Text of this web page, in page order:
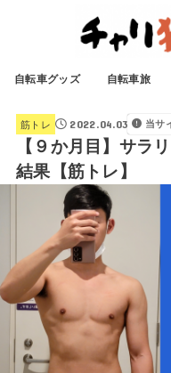
自転車グッズ 自転車旅
筋トレ 2022.04.03 当サ
【９か月目】サラ
結果【筋トレ】